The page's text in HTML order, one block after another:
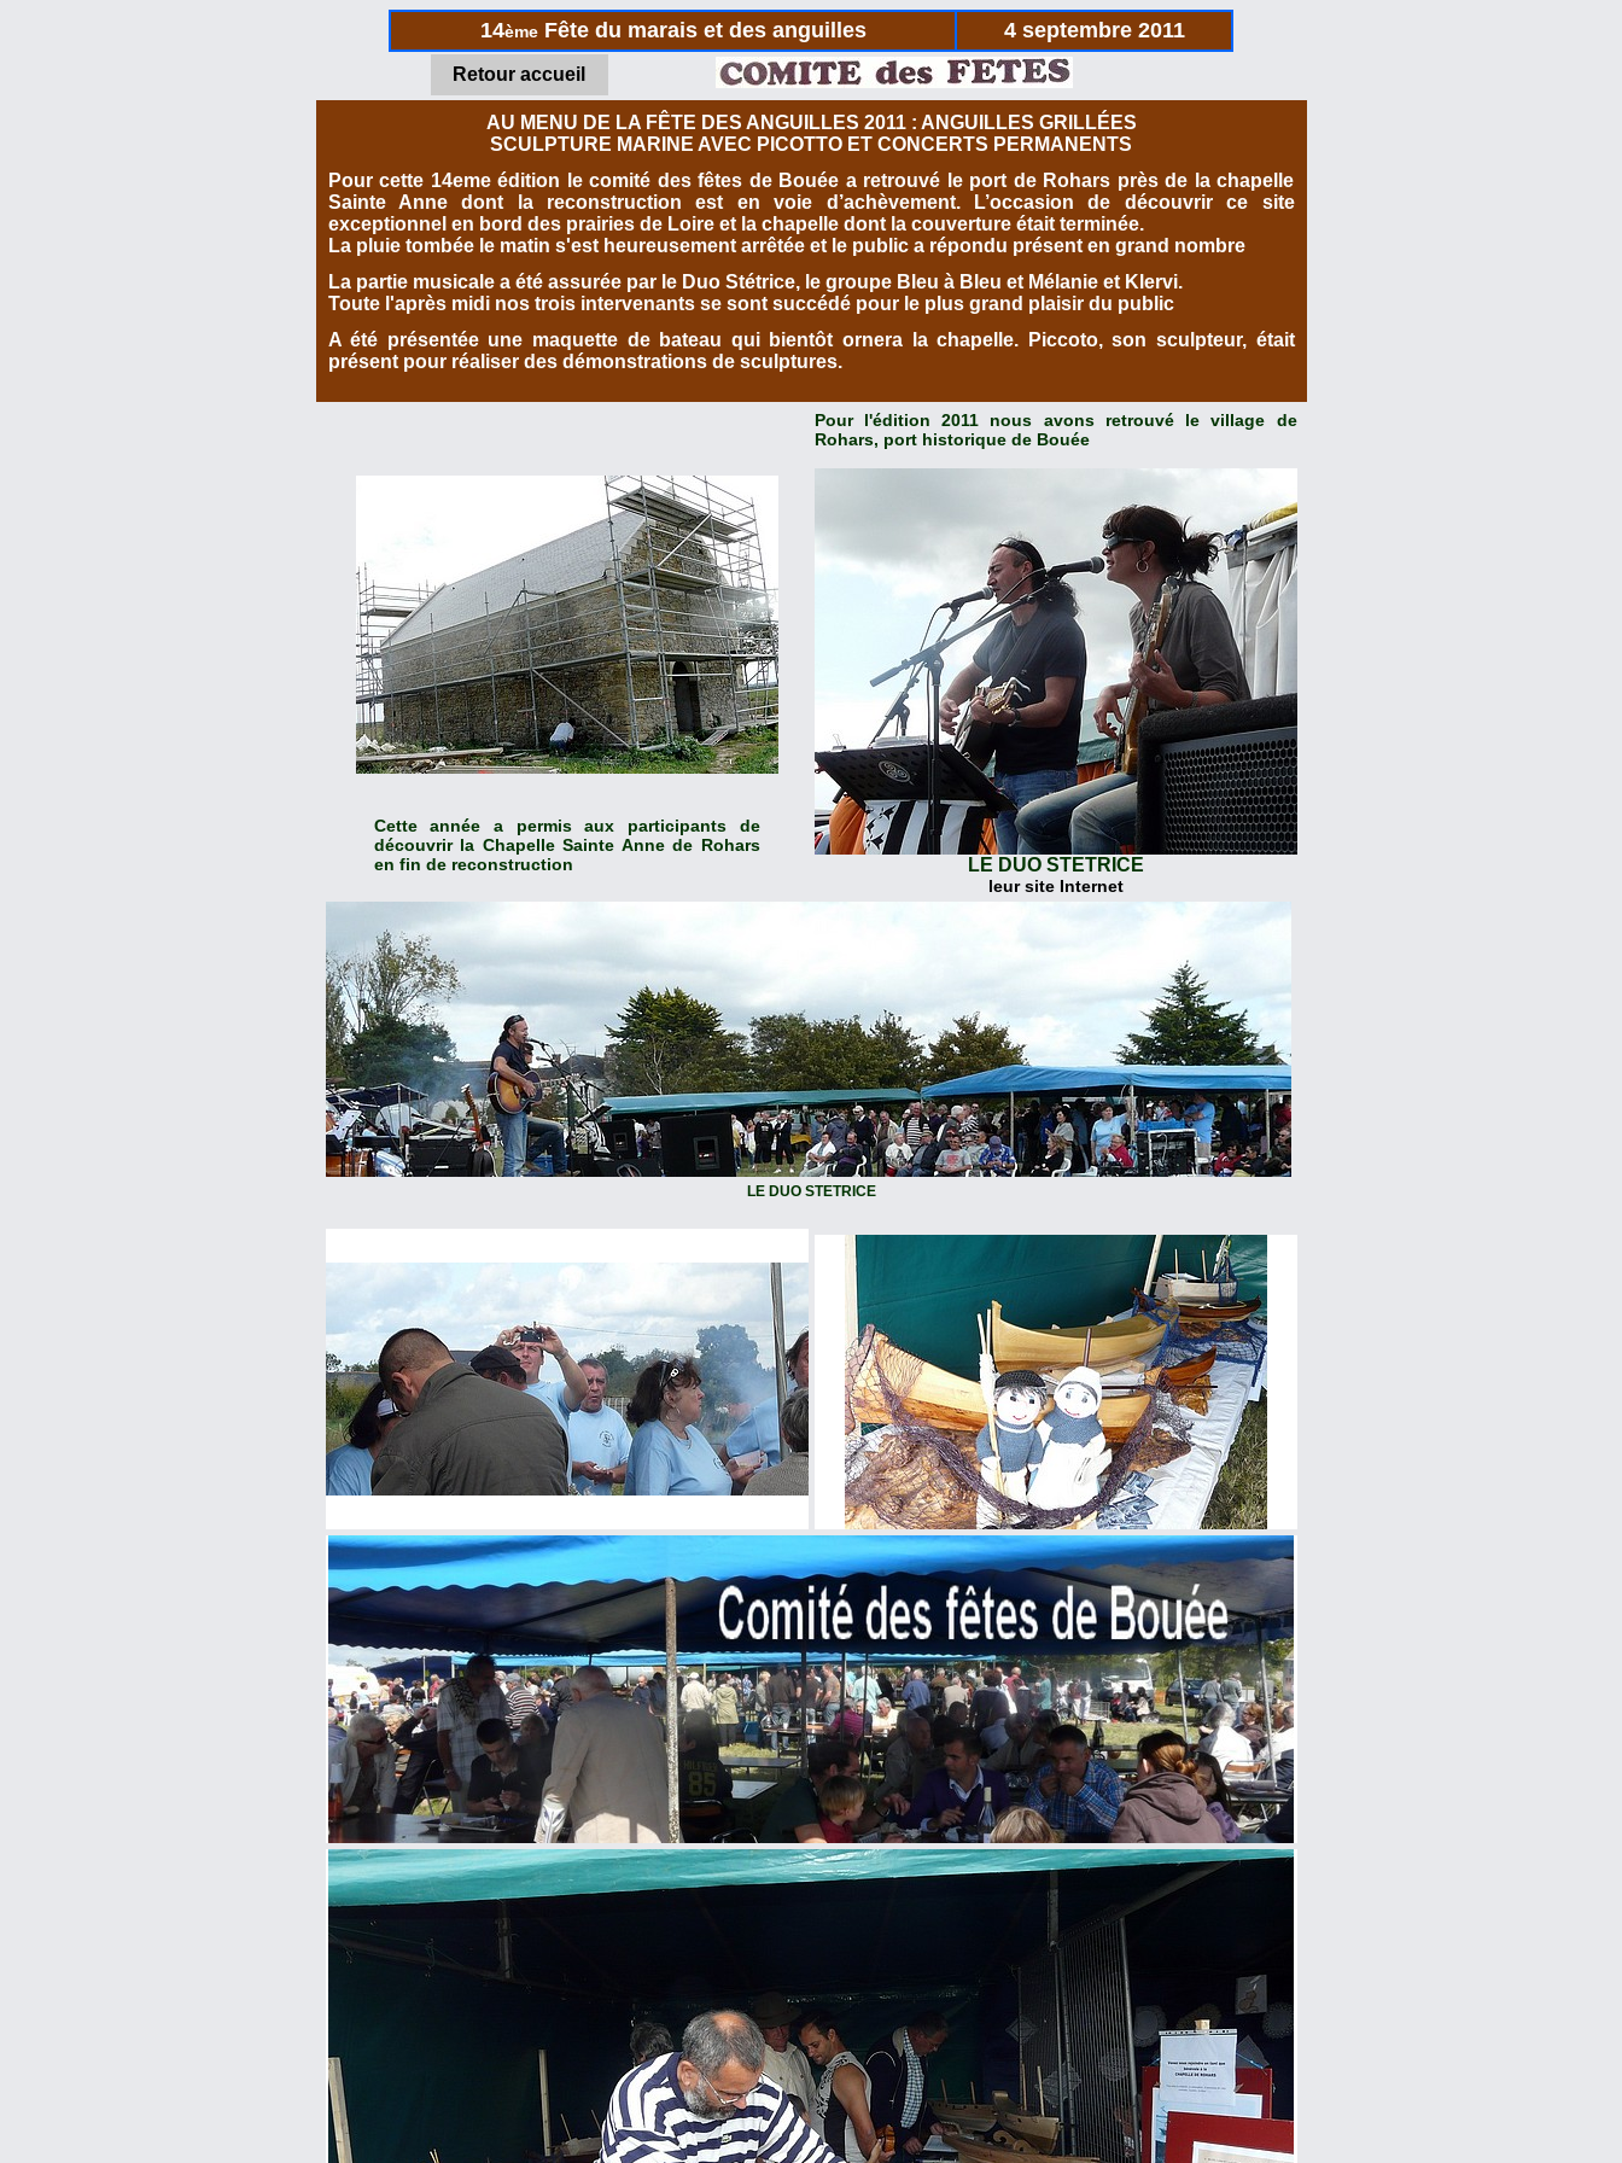
14èmeFête du marais et des anguilles 4 septembre 2011
Retour accueil
AU MENU DE LA FÊTE DES ANGUILLES 2011 : ANGUILLES GRILLÉES
SCULPTURE MARINE AVEC PICOTTO ET CONCERTS PERMANENTS
Pour cette 14eme édition le comité des fêtes de Bouée a retrouvé le port de Rohars près de la chapelle
Sainte Anne dont la reconstruction est en voie d’achèvement. L’occasion de découvrir ce site
exceptionnel en bord des prairies de Loire et la chapelle dont la couverture était terminée.
La pluie tombée le matin s'est heureusement arrêtée et le public a répondu présent en grand nombre
La partie musicale a été assurée par le Duo Stétrice, le groupe Bleu à Bleu et Mélanie et Klervi.
Toute l'après midi nos trois intervenants se sont succédé pour le plus grand plaisir du public
A été présentée une maquette de bateau qui bientôt ornera la chapelle. Piccoto, son sculpteur, était
présent pour réaliser des démonstrations de sculptures.
Pour l'édition 2011 nous avons retrouvé le village de
Rohars, port historique de Bouée
LE DUO STETRICE
leur site Internet
Cette année a permis aux participants de
découvrir la Chapelle Sainte Anne de Rohars
en fin de reconstruction
LE DUO STETRICE